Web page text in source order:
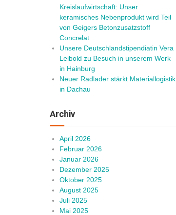
Kreislaufwirtschaft: Unser
keramisches Nebenprodukt wird Teil
von Geigers Betonzusatzstoff
Concrelat
Unsere Deutschlandstipendiatin Vera
Leibold zu Besuch in unserem Werk
in Hainburg
Neuer Radlader stärkt Materiallogistik
in Dachau
Archiv
April 2026
Februar 2026
Januar 2026
Dezember 2025
Oktober 2025
August 2025
Juli 2025
Mai 2025